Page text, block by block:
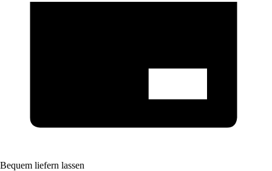
Bequem liefern lassen